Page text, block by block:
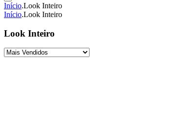
Início.Look Inteiro
Início.Look Inteiro
Look Inteiro